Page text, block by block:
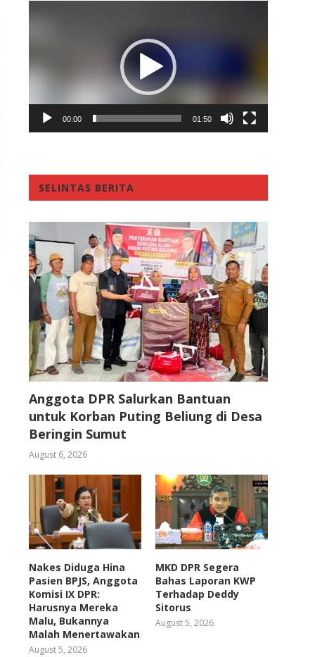
00:00 01:50
SELINTAS BERITA
Anggota DPR Salurkan Bantuan
untuk Korban Puting Beliung di Desa
Beringin Sumut
August 6, 2026
Nakes Diduga Hina
Pasien BPJS, Anggota
Komisi IX DPR:
Harusnya Mereka
Malu, Bukannya
Malah Menertawakan
August 5, 2026
MKD DPR Segera
Bahas Laporan KWP
Terhadap Deddy
Sitorus
August 5, 2026